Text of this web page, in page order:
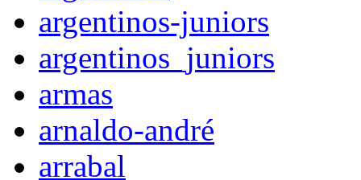
argentinos-juniors
argentinos_juniors
armas
arnaldo-andré
arrabal